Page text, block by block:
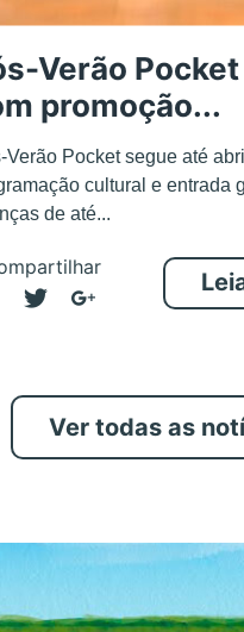
Verão
promoção...
Verão Pocket segue até
cultural e entrada
de até...
Ver todas as